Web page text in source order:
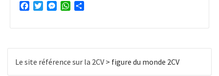
FacebookTwitterMessengerWhatsApp
Le site référence sur la 2CV > figure du monde 2CV